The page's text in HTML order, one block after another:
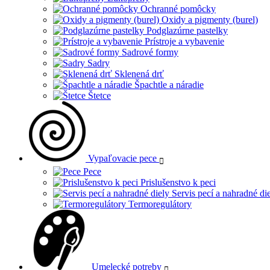
Ochranné pomôcky
Oxidy a pigmenty (burel)
Podglazúrne pastelky
Prístroje a vybavenie
Sadrové formy
Sadry
Sklenená drť
Špachtle a náradie
Štetce
Vypaľovacie pece
Pece
Prislušenstvo k peci
Servis pecí a nahradné
Termoregulátory
Umelecké potreby